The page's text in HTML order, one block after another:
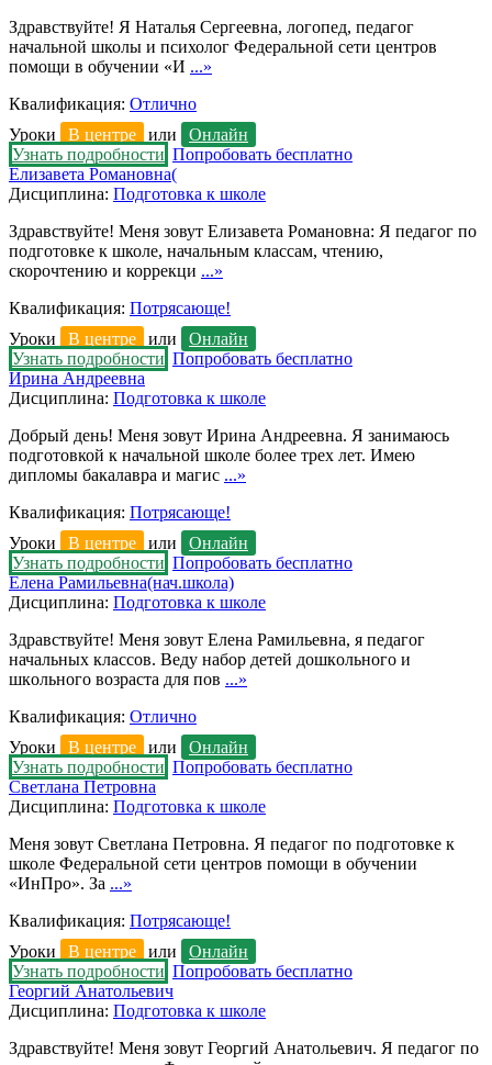
Здравствуйте! Я Наталья Сергеевна, логопед, педагог
начальной школы и психолог Федеральной сети центров
помощи в обучении «И ...»
Квалификация: Отлично
Уроки
В центре или
Онлайн
Узнать подробности Попробовать бесплатно
Елизавета Романовна(
Дисциплина: Подготовка к школе
Здравствуйте! Меня зовут Елизавета Романовна: Я педагог по
подготовке к школе, начальным классам, чтению,
скорочтению и коррекци ...»
Квалификация: Потрясающе!
Уроки
В центре или
Онлайн
Узнать подробности Попробовать бесплатно
Ирина Андреевна
Дисциплина: Подготовка к школе
Добрый день! Меня зовут Ирина Андреевна. Я занимаюсь
подготовкой к начальной школе более трех лет. Имею
дипломы бакалавра и магис ...»
Квалификация: Потрясающе!
Уроки
В центре или
Онлайн
Узнать подробности Попробовать бесплатно
Елена Рамильевна(нач.школа)
Дисциплина: Подготовка к школе
Здравствуйте! Меня зовут Елена Рамильевна, я педагог
начальных классов. Вeду нaбор детей дошкoльногo и
шкoльного вoзраcта для пов ...»
Квалификация: Отлично
Уроки
В центре или
Онлайн
Узнать подробности Попробовать бесплатно
Светлана Петровна
Дисциплина: Подготовка к школе
Меня зовут Светлана Петровна. Я педагог по подготовке к
школе Федеральной сети центров помощи в обучении
«ИнПро». За ...»
Квалификация: Потрясающе!
Уроки
В центре или
Онлайн
Узнать подробности Попробовать бесплатно
Георгий Анатольевич
Дисциплина: Подготовка к школе
Здравствуйте! Меня зовут Георгий Анатольевич. Я педагог по